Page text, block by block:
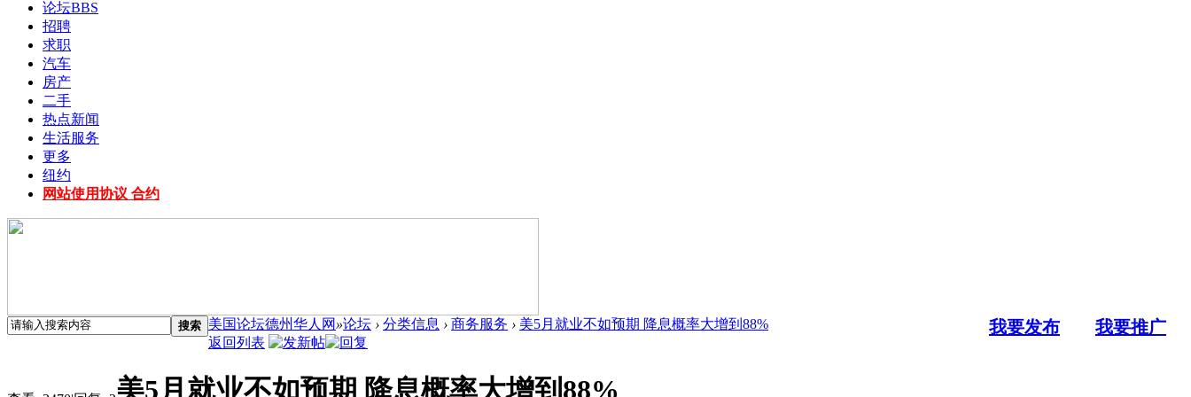
论坛BBS
招聘
求职
汽车
房产
二手
热点新闻
生活服务
更多
纽约
网站使用协议 合约
搜索 我要发布 我要推广
美国论坛德州华人网 »论坛 › 分类信息 › 商务服务 › 美5月就业不如预期 降息概率大增到88%
返回列表
美5月就业不如预期 降息概率大增到88%